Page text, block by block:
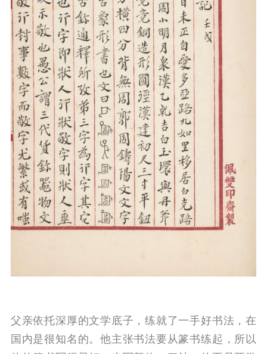
父亲依托深厚的文学底子，练就了一手好书法，在
国内是很知名的。他主张书法要从篆书练起，所以